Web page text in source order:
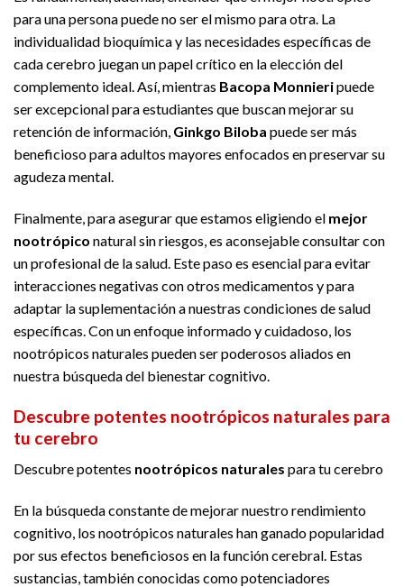
para una persona puede no ser el mismo para otra. La
individualidad bioquímica y las necesidades específicas de
cada cerebro juegan un papel crítico en la elección del
complemento ideal. Así, mientras Bacopa Monnieripuede
ser excepcional para estudiantes que buscan mejorar su
retención de información, Ginkgo Biloba puede ser más
beneficioso para adultos mayores enfocados en preservar su
agudeza mental.
Finalmente, para asegurar que estamos eligiendo el mejor
nootrópico natural sin riesgos, es aconsejable consultar con
un profesional de la salud. Este paso es esencial para evitar
interacciones negativas con otros medicamentos y para
adaptar la suplementación a nuestras condiciones de salud
específicas. Con un enfoque informado y cuidadoso, los
nootrópicos naturales pueden ser poderosos aliados en
nuestra búsqueda del bienestar cognitivo.
Descubre potentes nootrópicos naturales para
tu cerebro
Descubre potentes nootrópicos naturales para tu cerebro
En la búsqueda constante de mejorar nuestro rendimiento
cognitivo, los nootrópicos naturales han ganado popularidad
por sus efectos beneficiosos en la función cerebral. Estas
sustancias, también conocidas como potenciadores